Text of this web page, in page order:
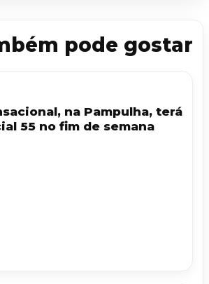
pode gostar
na Pampulha, terá
55 no fim de semana